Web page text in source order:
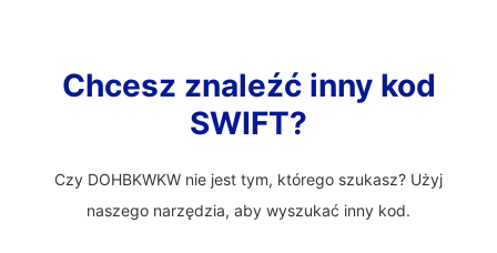
Chcesz znaleźć inny kod
SWIFT?
Czy DOHBKWKW nie jest tym, którego szukasz? Użyj
naszego narzędzia, aby wyszukać inny kod.